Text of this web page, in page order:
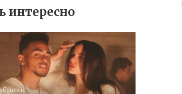
интересно